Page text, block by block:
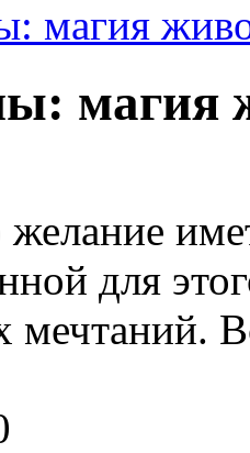
магия
магия
для
мечтаний.